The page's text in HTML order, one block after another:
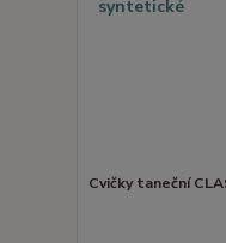
Cvičky taneční